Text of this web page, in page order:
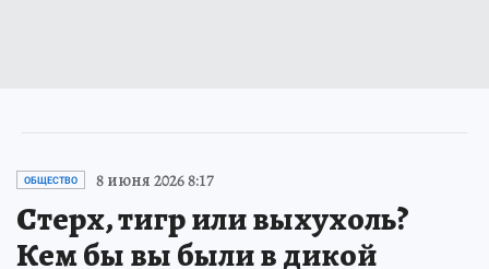
ОБЩЕСТВО 8 июня 2026 8:17
Стерх, тигр или выхухоль?
Кем бы вы были в дикой